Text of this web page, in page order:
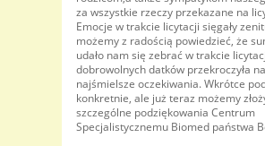
za wszystkie rzeczy przekazane na
Emocje w trakcie licytacji sięgały
możemy z radością powiedzieć, że
udało nam się zebrać w trakcie
dobrowolnych datków przekroczyła
najśmielsze oczekiwania. Wkrótce
konkretnie, ale już teraz możemy
szczególne podziękowania Centrum
Specjalistycznemu Biomed państwa